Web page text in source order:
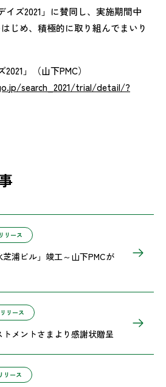
イズ2021」に賛同し、実施期間中
はじめ、積極的に取り組んでまいり
」（山下PMC）
search_2021/trial/detail/?
リース
浦ビル」竣工～山下PMCが
リース
メントさまより感謝状贈呈
リース